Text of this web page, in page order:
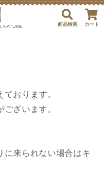
商品検索 カート
おります。
ざいます。
来られない場合はキ